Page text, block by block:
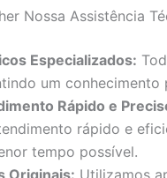
Nossa Assistência
Especializados:
um
Rápido e
rápido e
tempo possível.